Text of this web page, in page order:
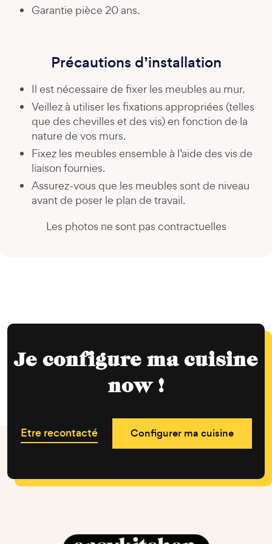
Garantie pièce 20 ans.
Précautions d’installation
Il est nécessaire de fixer les meubles au mur.
Veillez à utiliser les fixations appropriées (telles
que des chevilles et des vis) en fonction de la
nature de vos murs.
Fixez les meubles ensemble à l’aide des vis de
liaison fournies.
Assurez-vous que les meubles sont de niveau
avant de poser le plan de travail.
Les photos ne sont pas contractuelles
Je configure ma cuisine
now !
Etre recontacté Configurer ma cuisine